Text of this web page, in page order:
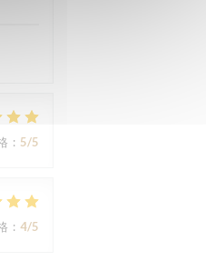
: 5/5
: 4/5